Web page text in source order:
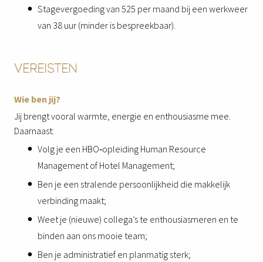
Stagevergoeding van 525 per maand bij een werkweer
van 38 uur (minder is bespreekbaar).
VEREISTEN
Wie ben jij?
Jij brengt vooral warmte, energie en enthousiasme mee.
Daarnaast:
Volg je een HBO‑opleiding Human Resource
Management of Hotel Management;
Ben je een stralende persoonlijkheid die makkelijk
verbinding maakt;
Weet je (nieuwe) collega’s te enthousiasmeren en te
binden aan ons mooie team;
Ben je administratief en planmatig sterk;